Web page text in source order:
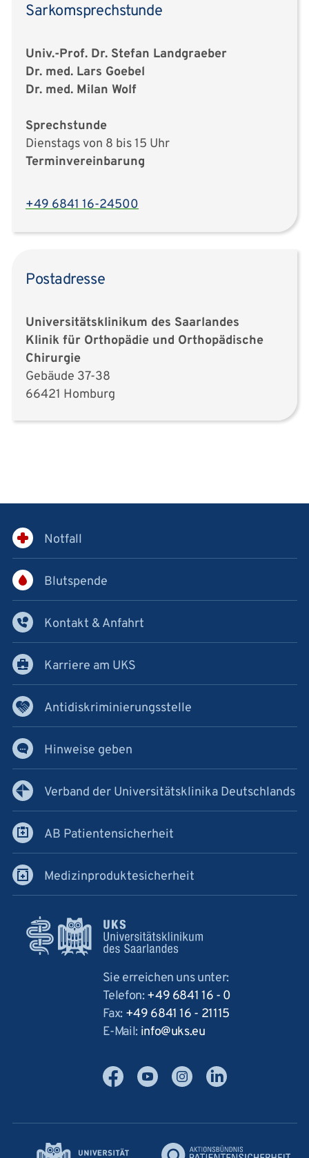
Sarkomsprechstunde
Univ.-Prof. Dr. Stefan Landgraeber
Dr. med. Lars Goebel
Dr. med. Milan Wolf
Sprechstunde
Dienstags von 8 bis 15 Uhr
Terminvereinbarung
+49 6841 16-24500
Postadresse
Universitätsklinikum des Saarlandes
Klinik für Orthopädie und Orthopädische
Chirurgie
Gebäude 37-38
66421 Homburg
Notfall
Blutspende
Kontakt & Anfahrt
Karriere am UKS
Antidiskriminierungsstelle
Hinweise geben
Verband der Universitätsklinika Deutschlands
AB Patientensicherheit
Medizinproduktesicherheit
Sie erreichen uns unter:
Telefon:+49 6841 16 - 0
Fax: +49 6841 16 - 21115
E-Mail: info ukseu